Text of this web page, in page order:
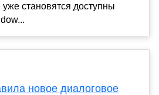
становятся доступны
новое диалоговое